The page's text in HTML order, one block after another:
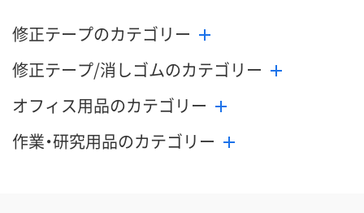
修正テープのカテゴリー
修正テープ/消しゴムのカテゴリー
オフィス用品のカテゴリー
作業・研究用品のカテゴリー